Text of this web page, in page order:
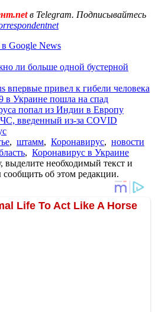
в Telegram. Подписывайтесь
Google News
ли больше одной бустерной
привел к гибели человека
в Украине пошла на спад
попал из Индии в Европу
введенный из-за COVID
, штамм, Коронавирус, новости
, Коронавирус в Украине
необходимый текст и
об этом редакции.